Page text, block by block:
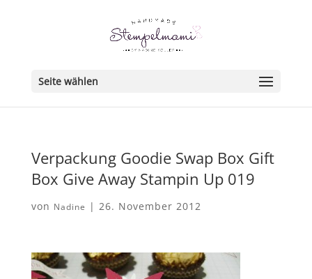
Seite wählen
Verpackung Goodie Swap Box Gift
Box Give Away Stampin Up 019
von Nadine | 26. November 2012